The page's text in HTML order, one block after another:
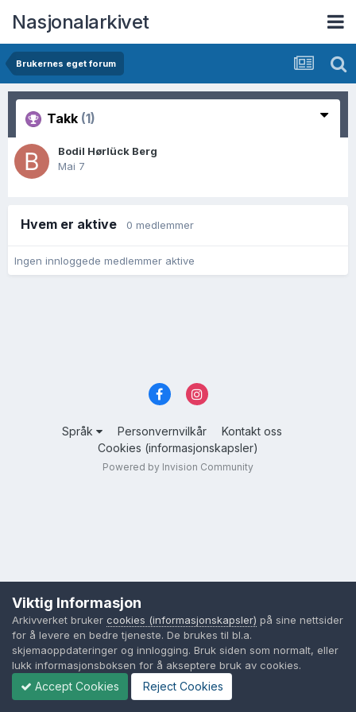
Nasjonalarkivet
Brukernes eget forum
Takk (1)
Bodil Hørlück Berg
Mai 7
Hvem er aktive 0 medlemmer
Ingen innloggede medlemmer aktive
Språk Personvernvilkår
Kontakt oss
Cookies (informasjonskapsler)
Powered by Invision Community
Viktig Informasjon
Arkivverket bruker cookies (informasjonskapsler) på sine nettsider
for å levere en bedre tjeneste. De brukes til bl.a.
skjemaoppdateringer og innlogging. Bruk siden som normalt, eller
lukk informasjonsboksen for å akseptere bruk av cookies.
Accept Cookies Reject Cookies